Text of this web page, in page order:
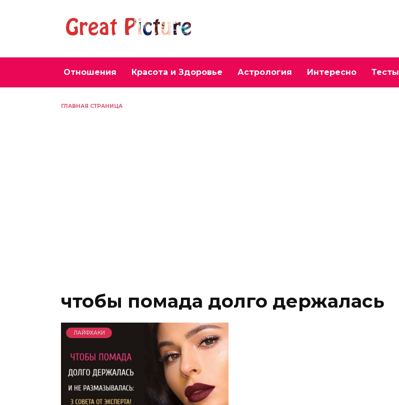
Отношения Красота и Здоровье Астрология Интересно Тесты
ГЛАВНАЯ СТРАНИЦА
чтобы помада долго держалась
ЛАЙФХАКИ